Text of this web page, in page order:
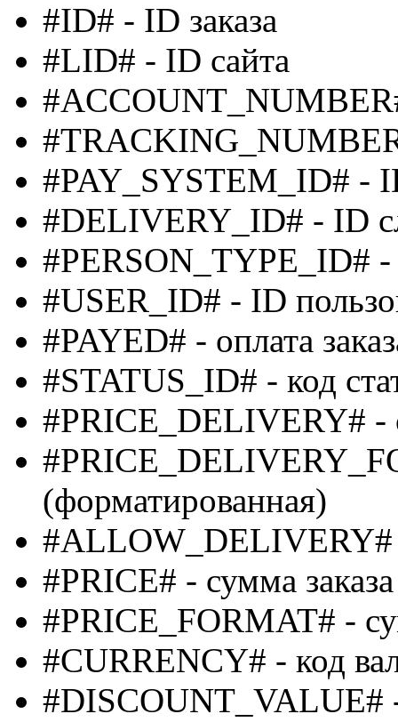
#ID# - ID заказа
#LID# - ID сайта
#PAY_SYSTEM_ID# -
#DELIVERY_ID# - ID
#PERSON_TYPE_ID#
#USER_ID# - ID
#PAYED# - оплата
#STATUS_ID# - код
#PRICE_DELIVERY# -
(форматированная)
#ALLOW_DELIVERY#
#PRICE# - сумма заказа
#PRICE_FORMAT# -
#CURRENCY# - код
#DISCOUNT_VALUE#